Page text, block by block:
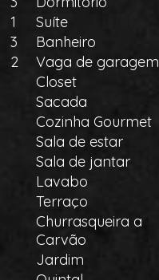
1
Suíte
3
Banheiro
2
Vaga de garagem
Closet
Sacada
Cozinha Gourmet
Sala de estar
Sala de jantar
Lavabo
Terraço
Churrasqueira a
Carvão
Jardim